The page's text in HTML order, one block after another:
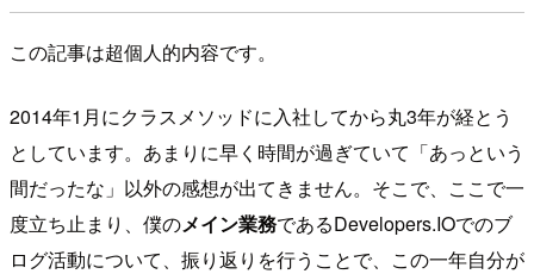
この記事は超個人的内容です。
2014年1月にクラスメソッドに入社してから丸3年が経とう
としています。あまりに早く時間が過ぎていて「あっという
間だったな」以外の感想が出てきません。そこで、ここで一
度立ち止まり、僕のメイン業務であるDevelopers.IOでのブ
ログ活動について、振り返りを行うことで、この一年自分が